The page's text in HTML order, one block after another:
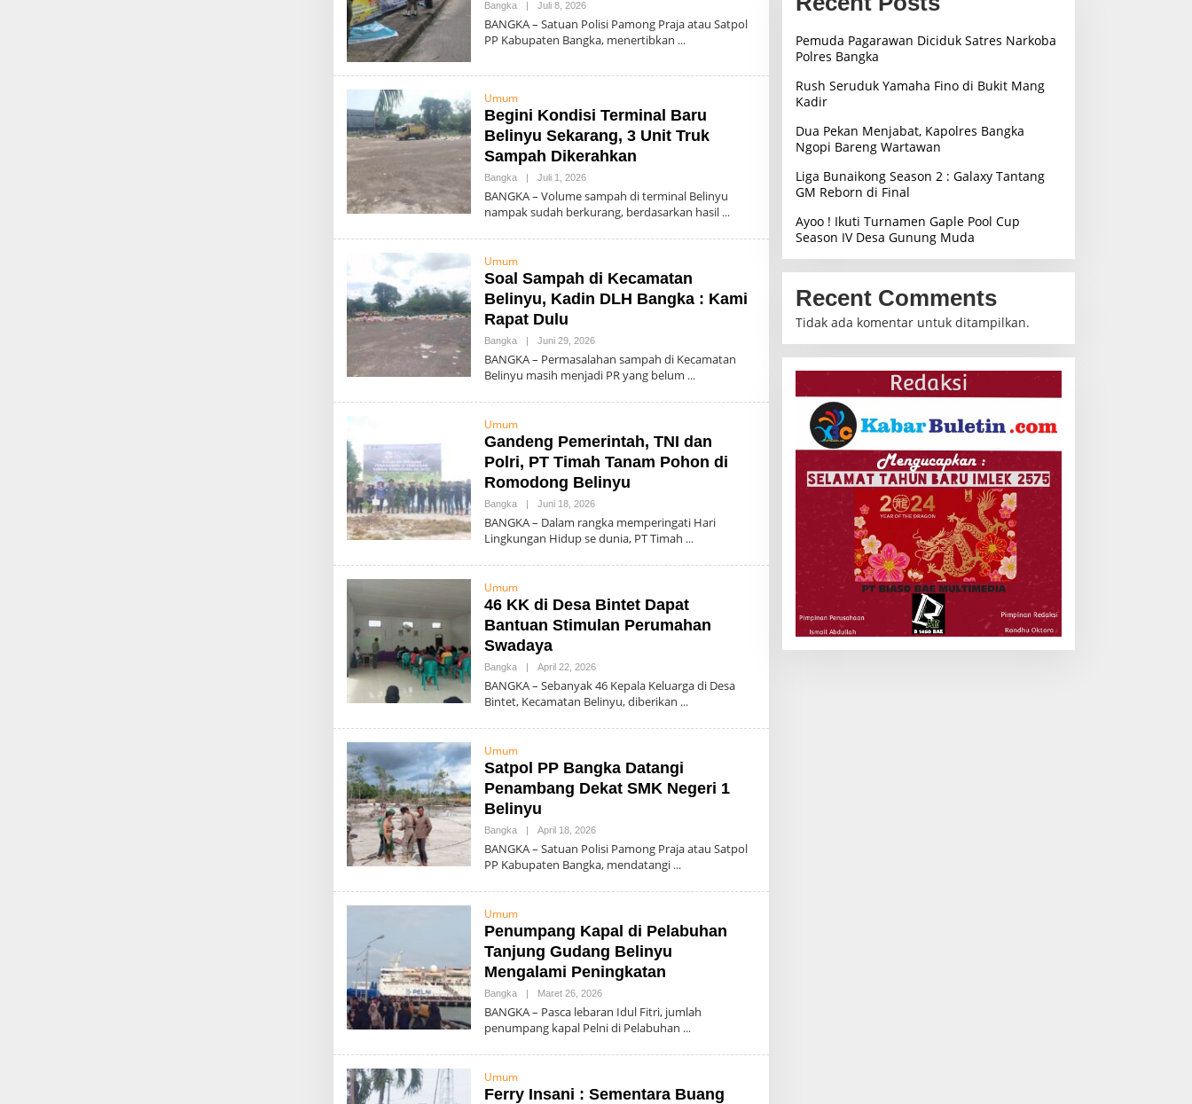
Bangka | Juli 8, 2026O
E
H
M
BANGKA – Satuan Polisi Pamong Praja atau Satpol
PP Kabupaten Bangka, menertibkan
Umum
​Begini Kondisi Terminal Baru
Belinyu Sekarang, 3 Unit Truk
Sampah Dikerahkan
Bangka | Juli 1, 2026O
E
H
D
N
BANGKA – Volume sampah di terminal Belinyu
nampak sudah berkurang, berdasarkan hasil
Umum
Soal Sampah di Kecamatan
Belinyu, Kadin DLH Bangka : Kami
Rapat Dulu
Bangka | Juni 29, 2026O
E
H
D
N
BANGKA – Permasalahan sampah di Kecamatan
Belinyu masih menjadi PR yang belum
Umum
Gandeng Pemerintah, TNI dan
Polri, PT Timah Tanam Pohon di
Romodong Belinyu
Bangka | Juni 18, 2026O
E
H
D
N
BANGKA – Dalam rangka memperingati Hari
Lingkungan Hidup se dunia, PT Timah
Umum
46 KK di Desa Bintet Dapat
Bantuan Stimulan Perumahan
Swadaya
Bangka | April 22, 2026O
E
H
D
N
BANGKA – Sebanyak 46 Kepala Keluarga di Desa
Bintet, Kecamatan Belinyu, diberikan
Umum
Satpol PP Bangka Datangi
Penambang Dekat SMK Negeri 1
Belinyu
Bangka | April 18, 2026O
L
E
H
D
N
BANGKA – Satuan Polisi Pamong Praja atau Satpol
PP Kabupaten Bangka, mendatangi
Umum
Penumpang Kapal di Pelabuhan
Tanjung Gudang Belinyu
Mengalami Peningkatan
Bangka | Maret 26, 2026O
E
H
D
N
BANGKA – Pasca lebaran Idul Fitri, jumlah
penumpang kapal Pelni di Pelabuhan
Umum
Ferry Insani : Sementara Buang
Pemuda Pagarawan Diciduk Satres Narkoba
Polres Bangka
Rush Seruduk Yamaha Fino di Bukit Mang
Kadir
Dua Pekan Menjabat, Kapolres Bangka
Ngopi Bareng Wartawan
Liga Bunaikong Season 2 : Galaxy Tantang
GM Reborn di Final
Ayoo ! Ikuti Turnamen Gaple Pool Cup
Season IV Desa Gunung Muda
Recent Comments
Tidak ada komentar untuk ditampilkan.